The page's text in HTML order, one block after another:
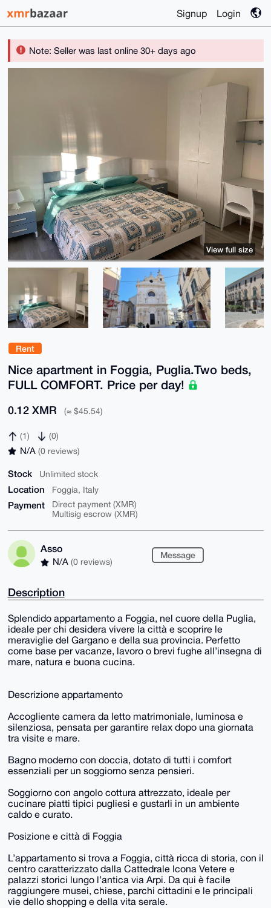
Signup Login
Note: Seller was last online 30+ days ago
Rent
Nice apartment in Foggia, Puglia.Two beds,
FULL COMFORT. Price per day!
0.12 XMR (≈ $45.54)
(1) (0)
N/A (0 reviews)
Stock Unlimited stock
Location Foggia, Italy
Payment
Direct payment (XMR)
Multisig escrow (XMR)
Asso
N/A (0 reviews)
Message
View full size
Description
Splendido appartamento a Foggia, nel cuore della Puglia,
ideale per chi desidera vivere la città e scoprire le
meraviglie del Gargano e della sua provincia. Perfetto
come base per vacanze, lavoro o brevi fughe all’insegna di
mare, natura e buona cucina.
Descrizione appartamento
Accogliente camera da letto matrimoniale, luminosa e
silenziosa, pensata per garantire relax dopo una giornata
tra visite e mare.
Bagno moderno con doccia, dotato di tutti i comfort
essenziali per un soggiorno senza pensieri.
Soggiorno con angolo cottura attrezzato, ideale per
cucinare piatti tipici pugliesi e gustarli in un ambiente
caldo e curato.
Posizione e città di Foggia
L’appartamento si trova a Foggia, città ricca di storia, con il
centro caratterizzato dalla Cattedrale Icona Vetere e
palazzi storici lungo l’antica via Arpi. Da qui è facile
raggiungere musei, chiese, parchi cittadini e le principali
vie dello shopping e della vita serale.